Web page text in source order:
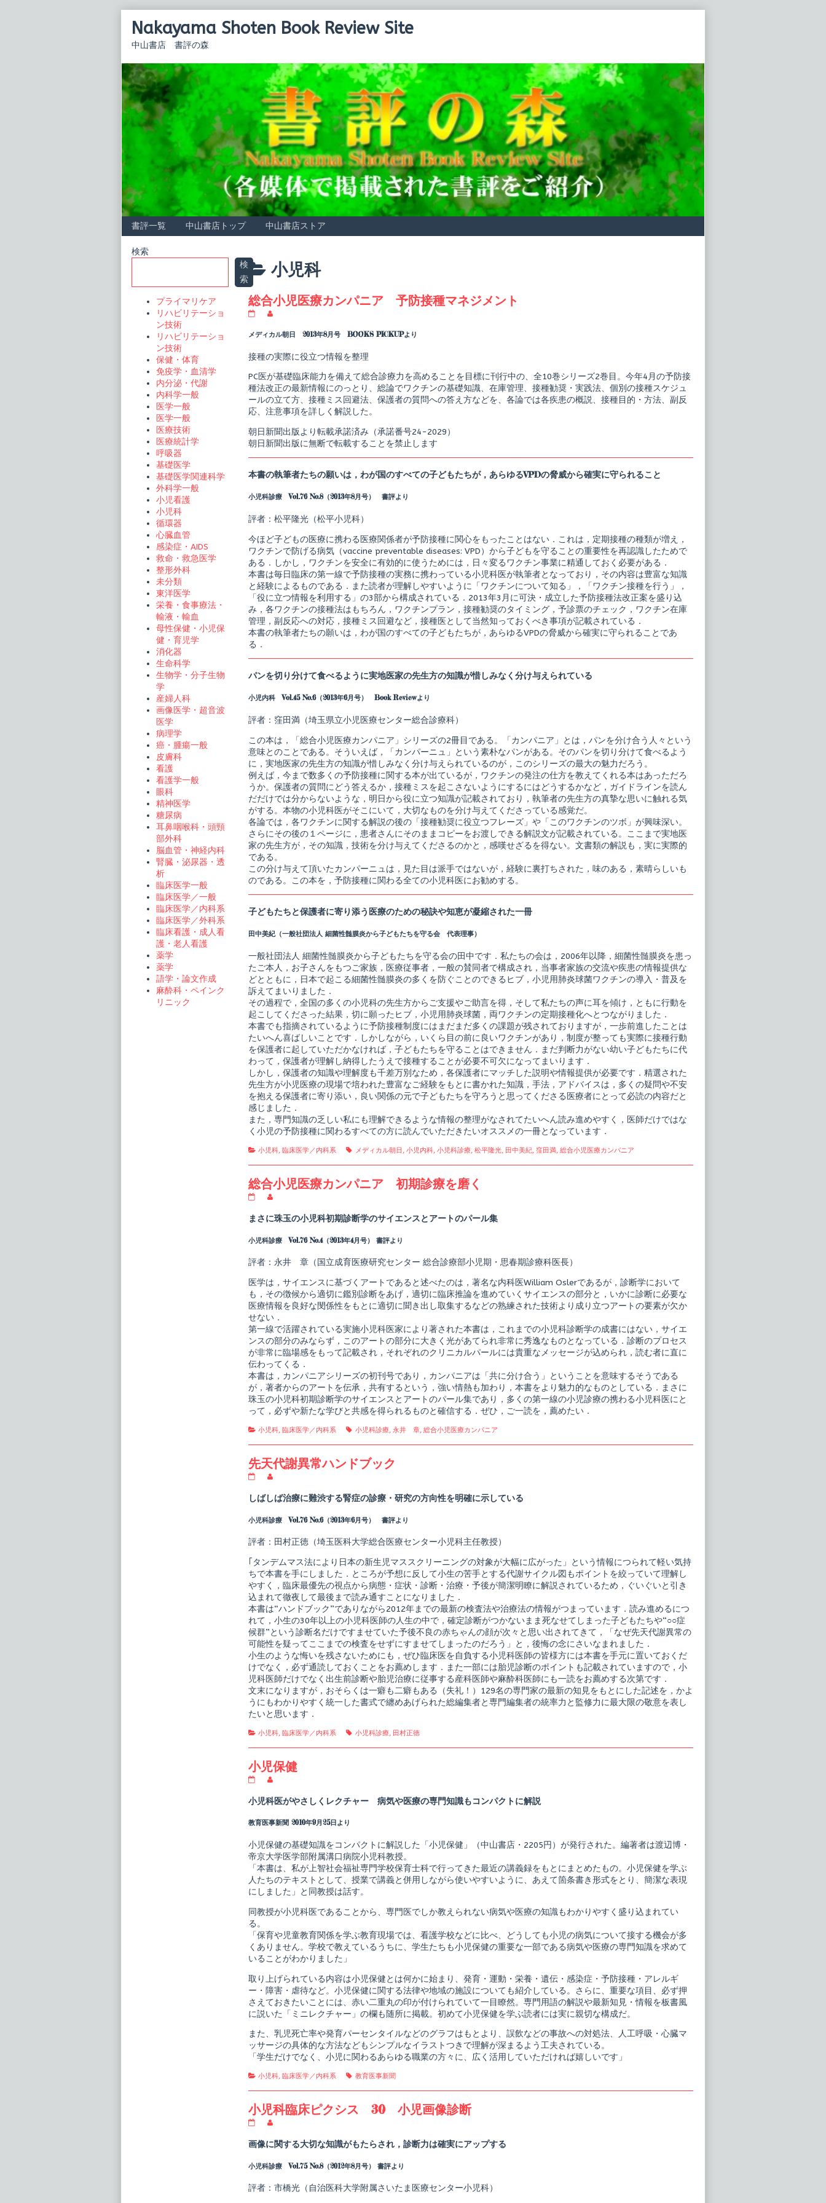
Nakayama Shoten Book Review Site
中山書店 書評の森
書評一覧 中山書店トップ 中山書店ストア
Posts
categoriezed
as
小児科
総合小児医療カンパニア 予防接種マネジメント
小
療
ン
パ
ニ
ア
予
接
種
ネ
ジ
メ
ト
on
posts
author
総
合
小
児
医
カ
ン
ニ
ア
予
接
マ
ネ
ジ
メ
ン
ト,
メディカル朝日 2013年8月号 BOOKS PICKUPより
接種の実際に役立つ情報を整理
PC医が基礎臨床能力を備えて総合診療力を高めることを目標に刊行中の、全10巻シリーズ2巻目。今年4月の予防接
種法改正の最新情報にのっとり、総論でワクチンの基礎知識、在庫管理、接種勧奨・実践法、個別の接種スケジュ
ールの立て方、接種ミス回避法、保護者の質問への答え方などを、各論では各疾患の概説、接種目的・方法、副反
応、注意事項を詳しく解説した。
朝日新聞出版より転載承諾済み（承諾番号24-2029）
朝日新聞出版に無断で転載することを禁止します
本書の執筆者たちの願いは，わが国のすべての子どもたちが，あらゆるVPDの脅威から確実に守られること
小児科診療 Vol.76 No.8（2013年8月号） 書評より
評者：松平隆光（松平小児科）
今ほど子どもの医療に携わる医療関係者が予防接種に関心をもったことはない．これは，定期接種の種類が増え，
ワクチンで防げる病気（vaccine preventable diseases: VPD）から子どもを守ることの重要性を再認識したためで
ある．しかし，ワクチンを安全に有効的に使うためには，日々変るワクチン事業に精通しておく必要がある．
本書は毎日臨床の第一線で予防接種の実務に携わっている小児科医が執筆者となっており，その内容は豊富な知識
と経験によるものである．また読者が理解しやすいように「ワクチンについて知る」，「ワクチン接種を行う」，
「役に立つ情報を利用する」の3部から構成されている．2013年3月に可決・成立した予防接種法改正案を盛り込
み，各ワクチンの接種法はもちろん，ワクチンプラン，接種勧奨のタイミング，予診票のチェック，ワクチン在庫
管理，副反応への対応，接種ミス回避など，接種医として当然知っておくべき事項が記載されている．
本書の執筆者たちの願いは，わが国のすべての子どもたちが，あらゆるVPDの脅威から確実に守られることであ
る．
パンを切り分けて食べるように実地医家の先生方の知識が惜しみなく分け与えられている
小児内科 Vol.45 No.6（2013年6月号） Book Reviewより
評者：窪田満（埼玉県立小児医療センター総合診療科）
この本は，「総合小児医療カンパニア」シリーズの2冊目である。「カンパニア」とは，パンを分け合う人々という
意味とのことである。そういえば，「カンパーニュ」という素朴なパンがある。そのパンを切り分けて食べるよう
に，実地医家の先生方の知識が惜しみなく分け与えられているのが，このシリーズの最大の魅力だろう。
例えば，今まで数多くの予防接種に関する本が出ているが，ワクチンの発注の仕方を教えてくれる本はあっただろ
うか。保護者の質問にどう答えるか，接種ミスを起こさないようにするにはどうするかなど，ガイドラインを読ん
だだけでは分からないような，明日から役に立つ知識が記載されており，執筆者の先生方の真摯な思いに触れる気
がする。本物の小児科医がそこにいて，大切なものを分け与えてくださっている感覚だ。
各論では，各ワクチンに関する解説の後の「接種勧奨に役立つフレーズ」や「このワクチンのツボ」が興味深い。
さらにその後の１ページに，患者さんにそのままコピーをお渡しできる解説文が記載されている。ここまで実地医
家の先生方が，その知識，技術を分け与えてくださるのかと，感嘆せざるを得ない。文書類の解説も，実に実際的
である。
この分け与えて頂いたカンパーニュは，見た目は派手ではないが，経験に裏打ちされた，味のある，素晴らしいも
のである。この本を，予防接種に関わる全ての小児科医にお勧めする。
子どもたちと保護者に寄り添う医療のための秘訣や知恵が凝縮された一冊
田中美紀（一般社団法人 細菌性髄膜炎から子どもたちを守る会 代表理事）
一般社団法人 細菌性髄膜炎から子どもたちを守る会の田中です．私たちの会は，2006年以降，細菌性髄膜炎を患っ
たご本人，お子さんをもつご家族，医療従事者，一般の賛同者で構成され，当事者家族の交流や疾患の情報提供な
どとともに，日本で起こる細菌性髄膜炎の多くを防ぐことのできるヒブ，小児用肺炎球菌ワクチンの導入・普及を
訴えてまいりました．
その過程で，全国の多くの小児科の先生方からご支援やご助言を得，そして私たちの声に耳を傾け，ともに行動を
起こしてくださった結果，切に願ったヒブ，小児用肺炎球菌，両ワクチンの定期接種化へとつながりました．
本書でも指摘されているように予防接種制度にはまだまだ多くの課題が残されておりますが，一歩前進したことは
たいへん喜ばしいことです．しかしながら，いくら目の前に良いワクチンがあり，制度が整っても実際に接種行動
を保護者に起していただかなければ，子どもたちを守ることはできません．まだ判断力がない幼い子どもたちに代
わって，保護者が理解し納得したうえで接種することが必要不可欠になってまいります．
しかし，保護者の知識や理解度も千差万別なため，各保護者にマッチした説明や情報提供が必要です．精選された
先生方が小児医療の現場で培われた豊富なご経験をもとに書かれた知識，手法，アドバイスは，多くの疑問や不安
を抱える保護者に寄り添い，良い関係の元で子どもたちを守ろうと思ってくださる医療者にとって必読の内容だと
感じました．
また，専門知識の乏しい私にも理解できるような情報の整理がなされてたいへん読み進めやすく，医師だけではな
く小児の予防接種に関わるすべての方に読んでいただきたいオススメの一冊となっています．
Categories
小児科,臨床医学／内科系 Tags
メディカル朝日 ,小児内科,小児科診療,松平隆光, 田中美紀,窪田満,総合小児医療カンパニア
総合小児医療カンパニア 初期診療を磨く
小
児
療
ン
ニ
ア
初
期
診
磨
く
published
on
posts
by
author
総
児
医
療
ン
パ
ニ
ア
初
診
療
を
磨
く,
まさに珠玉の小児科初期診断学のサイエンスとアートのパール集
小児科診療 Vol.76 No.4（2013年4月号） 書評より
評者：永井 章（国立成育医療研究センター 総合診療部小児期・思春期診療科医長）
医学は，サイエンスに基づくアートであると述べたのは，著名な内科医William Oslerであるが，診断学において
も，その徴候から適切に鑑別診断をあげ，適切に臨床推論を進めていくサイエンスの部分と，いかに診断に必要な
医療情報を良好な閔係性をもとに適切に聞き出し取集するなどの熟練された技術より成り立つアートの要素が欠か
せない．
第一線で活躍されている実施小児科医家により著された本書は，これまでの小児科診断学の成書にはない，サイエ
ンスの部分のみならず，このアートの部分に大きく光があてられ非常に秀逸なものとなっている．診断のプロセス
が非常に臨場感をもって記載され，それぞれのクリニカルパールには貴重なメッセージが込められ，読む者に直に
伝わってくる．
本書は，カンパニアシリーズの初刊号であり，カンパニアは「共に分け合う」ということを意味するそうである
が，著者からのアートを伝承，共有するという，強い情熱も加わり，本書をより魅力的なものとしている．まさに
珠玉の小児科初期診断学のサイエンスとアートのパール集であり，多くの第一線の小児診療の携わる小児科医にと
って，必ずや新たな学びと共感を得られるものと確信する．ぜひ，ご一読を，薦めたい．
Categories
小児科 ,臨床医学／内科系 Tags
小児科診療 ,永井 章 ,総合小児医療カンパニア
先天代謝異常ハンドブック
代
謝
常
ン
ブ
ッ
ク
published
on
posts
by
author
先
代
謝
異
常
ハ
ン
ド
ブ
ッ
ク,
しばしば治療に難渋する腎症の診療・研究の方向性を明確に示している
小児科診療 Vol.76 No.6（2013年6月号） 書評より
評者：田村正徳（埼玉医科大学総合医療センター小児科主任教授）
｢タンデムマス法により日本の新生児マススクリーニングの対象が大幅に広がった」という情報につられて軽い気持
ちで本書を手にしました．ところが予想に反して小生の苦手とする代謝サイクル図もポイントを絞っていて理解し
やすく，臨床最優先の視点から病態・症状・診断・治療・予後が簡潔明瞭に解説されているため，ぐいぐいと引き
込まれて徹夜して最後まで読み通すことになりました．
本書は“ハンドブック”でありながら2012年までの最新の検査法や治療法の情報がつまっています．読み進めるにつ
れて，小生の30年以上の小児科医師の人生の中で，確定診断がつかないまま死なせてしまった子どもたちや“○○症
候群”という診断名だけですませていた予後不良の赤ちゃんの顔が次々と思い出されてきて，「なぜ先天代謝異常の
可能性を疑ってここまでの検査をせずにすませてしまったのだろう」と，後悔の念にさいなまれました．
小生のような悔いを残さないためにも，ぜひ臨床医を自負する小児科医師の皆様方には本書を手元に置いておくだ
けでなく，必ず通読しておくことをお薦めします．また一部には胎児診断のポイントも記載されていますので，小
児科医師だけでなく出生前診断や胎児治療に従事する産科医師や麻酔科医師にも一読をお薦めする次第です．
文末になりますが，おそらくは一癖も二癖もある（失礼！）129名の専門家の最新の知見をもとにした記述を，かよ
うにもわかりやすく統一した書式で纏めあげられた総編集者と専門編集者の統率力と監修力に最大限の敬意を表し
たいと思います．
Categories
小児科 ,臨床医学／内科系 Tags
小児科診療 田村正徳
小児保健
保
健
on
posts
by
author
小
児
保
健,
小児科医がやさしくレクチャー 病気や医療の専門知識もコンパクトに解説
教育医事新聞 2010年9月25日より
小児保健の基礎知識をコンパクトに解説した「小児保健」（中山書店・2205円）が発行された。編著者は渡辺博・
帝京大学医学部附属溝口病院小児科教授。
「本書は、私が上智社会福祉専門学校保育士科で行ってきた最近の講義録をもとにまとめたもの。小児保健を学ぶ
人たちのテキストとして、授業で講義と併用しながら使いやすいように、あえて箇条書き形式をとり、簡潔な表現
にしました」と同教授は話す。
同教授が小児科医であることから、専門医でしか教えられない病気や医療の知識もわかりやすく盛り込まれてい
る。
「保育や児童教育関係を学ぶ教育現場では、看護学校などに比べ、どうしても小児の病気について接する機会が多
くありません。学校で教えているうちに、学生たちも小児保健の重要な一部である病気や医療の専門知識を求めて
いることがわかりました」
取り上げられている内容は小児保健とは何かに始まり、発育・運動・栄養・遺伝・感染症・予防接種・アレルギ
ー・障害・虐待など。小児保健に関する法律や地域の施設についても紹介している。さらに、重要な項目、必ず押
さえておきたいことには、赤い二重丸の印が付けられていて一目瞭然。専門用語の解説や最新知見・情報を板書風
に説いた「ミニレクチャー」の欄も随所に掲載。初めて小児保健を学ぶ読者には実に親切な構成だ。
また、乳児死亡率や発育パーセンタイルなどのグラフはもとより、誤飲などの事故への対処法、人工呼吸・心臓マ
ッサージの具体的な方法などもシンプルなイラストつきで理解が深まるよう工夫されている。
「学生だけでなく、小児に関わるあらゆる職業の方々に、広く活用していただければ嬉しいです」
Categories
小児科,臨床医学／内科系 Tags
教育医事新聞
小児科臨床ピクシス 30 小児画像診断
科
臨
ピ
シ
posts
by
author
小
画像に関する大切な知識がもたらされ，診断力は確実にアップする
小児科診療 Vol.75 No.8（2012年8月号） 書評より
評者：市橋光（自治医科大学附属さいたま医療センター小児科）
Primary
検索
検
索
プライマリケア
リハビリテーショ
ン技術
リハビリテーショ
ン技術
保健・体育
免疫学・血清学
内分泌・代謝
内科学一般
医学一般
医学一般
医療技術
医療統計学
呼吸器
基礎医学
基礎医学関連科学
外科学一般
小児看護
小児科
循環器
心臓血管
感染症・AIDS
救命・救急医学
整形外科
未分類
東洋医学
栄養・食事療法・
輸液・輸血
母性保健・小児保
健・育児学
消化器
生命科学
生物学・分子生物
学
産婦人科
画像医学・超音波
医学
病理学
癌・腫瘍一般
皮膚科
看護
看護学一般
眼科
精神医学
糖尿病
耳鼻咽喉科・頭頸
部外科
脳血管・神経内科
腎臓・泌尿器・透
析
臨床医学一般
臨床医学／一般
臨床医学／内科系
臨床医学／外科系
臨床看護・成人看
護・老人看護
薬学
薬学
語学・論文作成
麻酔科・ペインク
リニック